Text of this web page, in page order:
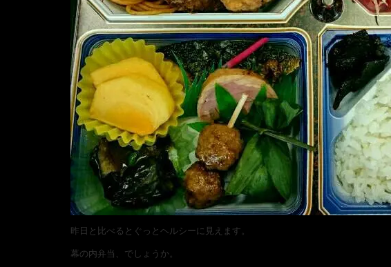
昨日と比べるとぐっとヘルシーに見えます。
幕の内弁当、でしょうか。